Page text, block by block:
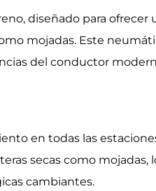
diseñado para
mojadas. Este
del conductor
en todas las
secas como mojadas,
cambiantes.